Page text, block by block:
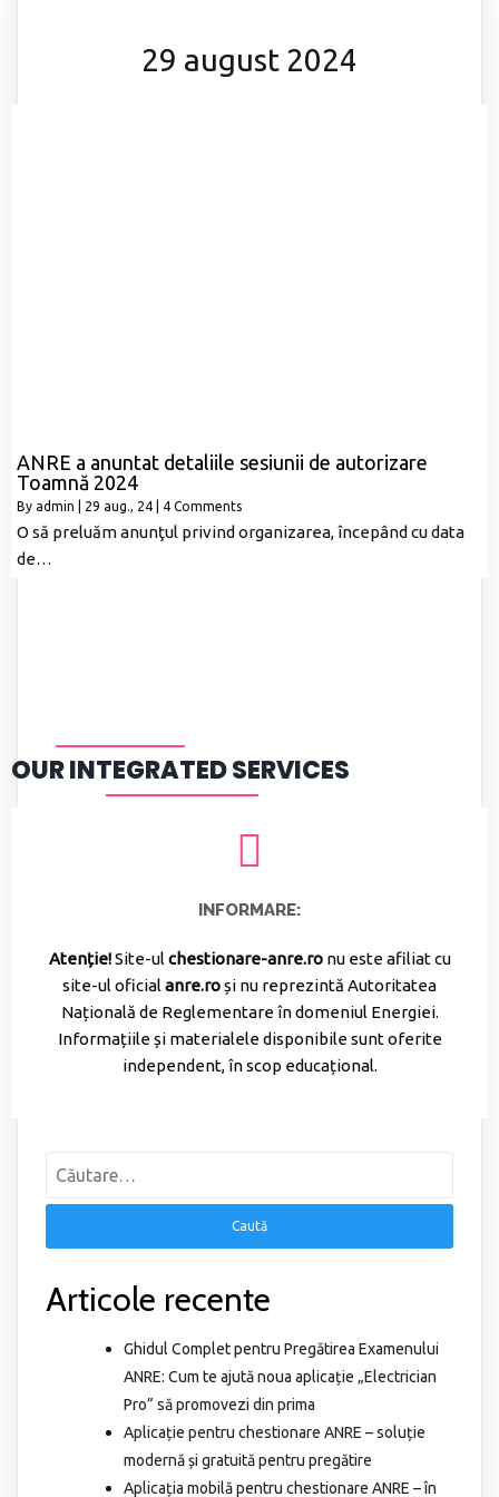
29 august 2024
ANRE a anuntat detaliile sesiunii de autorizare
Toamnă 2024
By admin 29 aug., 24 4 Comments
O să preluăm anunţul privind organizarea, începând cu data
de…
OUR INTEGRATED SERVICES
INFORMARE:
Atenție!Site-ul chestionare-anre.ronu este afiliat cu
site-ul oficial anre.roși nu reprezintă Autoritatea
Națională de Reglementare în domeniul Energiei.
Informațiile și materialele disponibile sunt oferite
independent, în scop educațional.
Articole recente
Ghidul Complet pentru Pregătirea Examenului
ANRE: Cum te ajută noua aplicație „Electrician
Pro” să promovezi din prima
Aplicație pentru chestionare ANRE – soluție
modernă și gratuită pentru pregătire
Aplicația mobilă pentru chestionare ANRE – în